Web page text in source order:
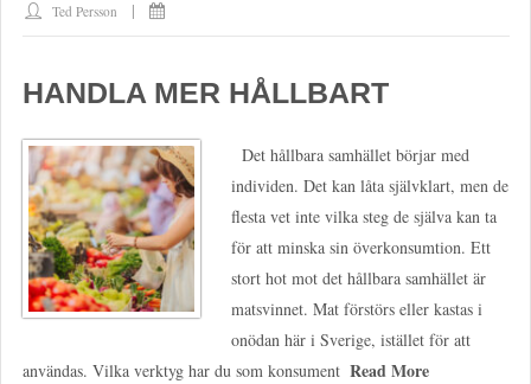
Ted Persson
HANDLA MER HÅLLBART
Det hållbara samhället börjar med
individen. Det kan låta självklart, men de
flesta vet inte vilka steg de själva kan ta
för att minska sin överkonsumtion. Ett
stort hot mot det hållbara samhället är
matsvinnet. Mat förstörs eller kastas i
onödan här i Sverige, istället för att
användas. Vilka verktyg har du som konsument Read More